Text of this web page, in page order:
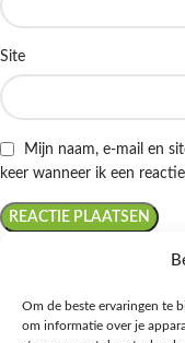
Om de beste ervaringen te
om informatie over je
Site
Mijn naam, e-mail en
keer wanneer ik een
Ontdek de beste keto-